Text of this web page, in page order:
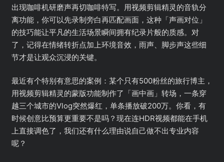
出现咖啡机研磨声再切咖啡特写。用视频剪辑精灵的音轨分
离功能，你可以先录制旁白再匹配画面，这种「声画对位」
的技巧能让平凡的生活场景瞬间拥有纪录片般的质感。对
了，记得在情绪转折点加上环境音效，雨声、脚步声这些细
节才是让观众沉浸的关键。
最近有个特别有意思的案例：某个只有500粉丝的旅行博主，
用视频剪辑精灵的蒙版功能制作了「画中画」转场，一条穿
越三个城市的Vlog突然爆红，单条播放破200万。你看，有
时候创意比预算更重要不是吗？现在连HDR视频都能在手机
上直接调色了，我们还有什么理由说自己做不出专业内容
呢？